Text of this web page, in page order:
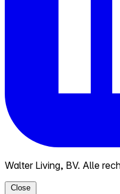
Walter Living, BV. Alle
Close